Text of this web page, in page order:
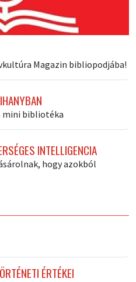
Magazin bibliopodjába!
mini bibliotéka
INTELLIGENCIA
hogy azokból
ÉRTÉKEI